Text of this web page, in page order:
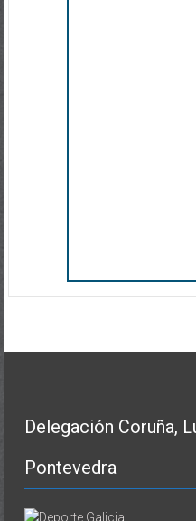
Delegación Coruña,
Pontevedra